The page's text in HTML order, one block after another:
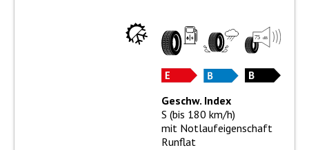
Geschw. Index
S (bis 180 km/h)
mit Notlaufeigenschaft
Runflat